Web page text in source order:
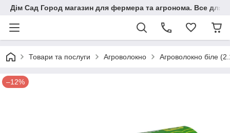
Дім Сад Город магазин для фермера та агронома. Все для
Товари та послуги Агроволокно Агроволокно біле
–12%